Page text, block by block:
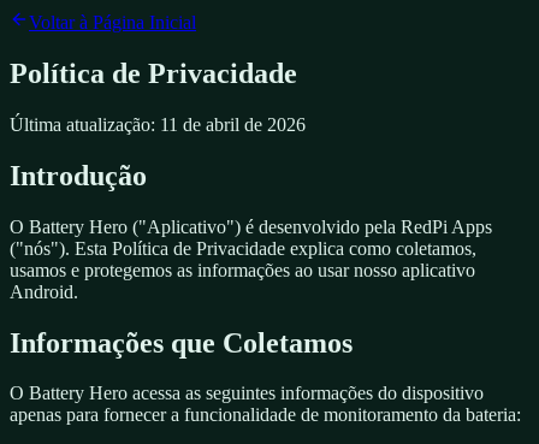
Voltar à Página Inicial
Política de Privacidade
Última atualização: 11 de abril de 2026
Introdução
O Battery Hero ("Aplicativo") é desenvolvido pela RedPi Apps
("nós"). Esta Política de Privacidade explica como coletamos,
usamos e protegemos as informações ao usar nosso aplicativo
Android.
Informações que Coletamos
O Battery Hero acessa as seguintes informações do dispositivo
apenas para fornecer a funcionalidade de monitoramento da bateria: